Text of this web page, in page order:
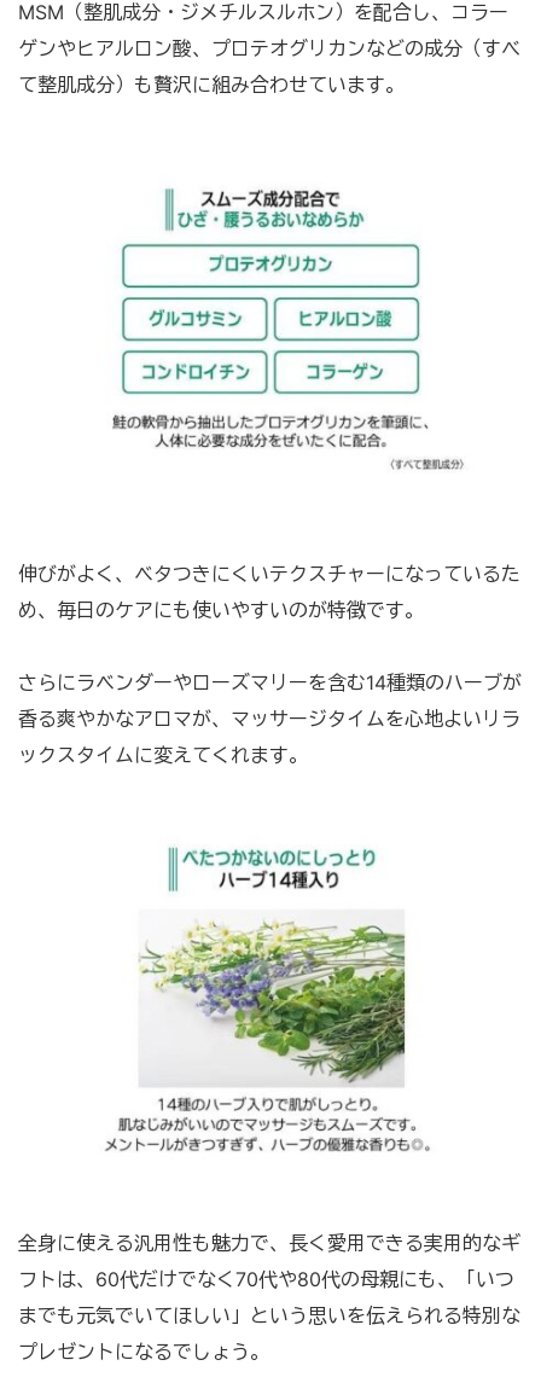
MSM（整肌成分・ジメチルスルホン）を配合し、コラー
ゲンやヒアルロン酸、プロテオグリカンなどの成分（すべ
て整肌成分）も贅沢に組み合わせています。
伸びがよく、ベタつきにくいテクスチャーになっているた
め、毎日のケアにも使いやすいのが特徴です。
さらにラベンダーやローズマリーを含む14種類のハーブが
香る爽やかなアロマが、マッサージタイムを心地よいリラ
ックスタイムに変えてくれます。
全身に使える汎用性も魅力で、長く愛用できる実用的なギ
フトは、60代だけでなく70代や80代の母親にも、「いつ
までも元気でいてほしい」という思いを伝えられる特別な
プレゼントになるでしょう。